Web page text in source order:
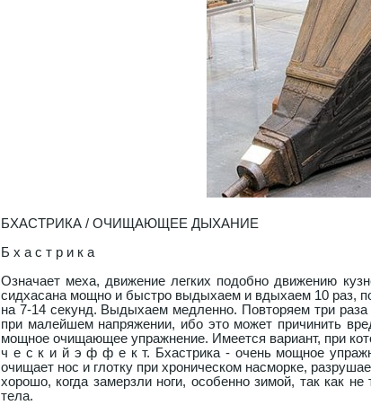
БХАСТРИКА / ОЧИЩАЮЩЕЕ ДЫХАНИЕ
Б х а с т р и к а
Означает меха, движение легких подобно движению
сидхасана мощно и быстро выдыхаем и вдыхаем 10 раз,
на 7-14 секунд. Выдыхаем медленно. Повторяем три
при малейшем напряжении, ибо это может причинить
мощное очищающее упражнение. Имеется вариант, при
ч е с к и й э ф ф е к т. Бхастрика - очень мощное
очищает нос и глотку при хроническом насморке,
хорошо, когда замерзли ноги, особенно зимой, так как
тела.